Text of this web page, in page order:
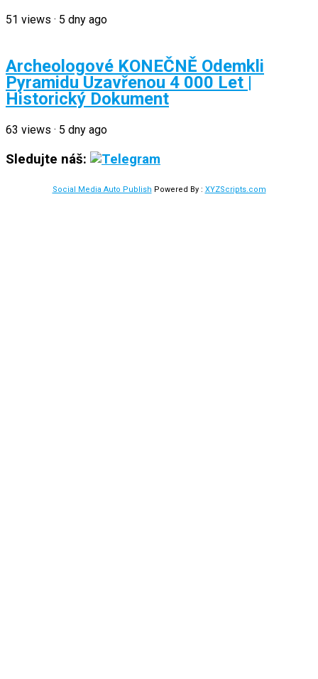
51 views · 5 dny ago
Archeologové KONEČNĚ Odemkli
Pyramidu Uzavřenou 4 000 Let |
Historický Dokument
63 views · 5 dny ago
Sledujte náš:
Social Media Auto Publish Powered By : XYZScripts.com